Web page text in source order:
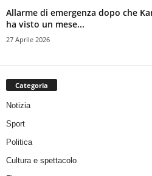
Allarme di emergenza dopo che
ha visto un mese...
27 Aprile 2026
Categoria
Notizia
Sport
Politica
Cultura e spettacolo